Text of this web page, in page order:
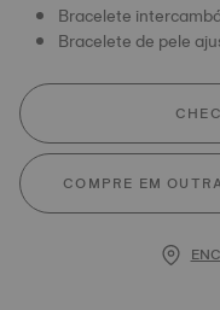
Bracelete
Bracelete de pele
COMPRE EM